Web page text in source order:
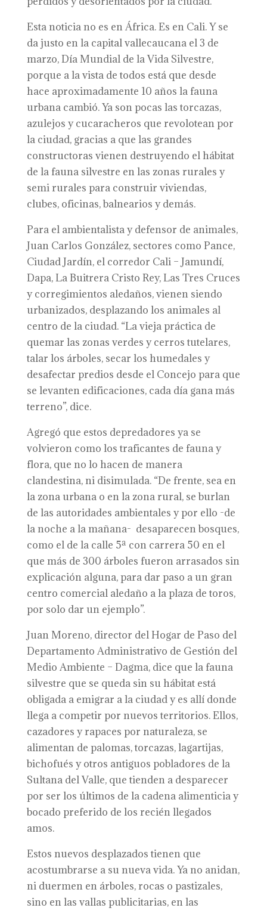
Esta noticia no es en África. Es en Cali. Y se
da justo en la capital vallecaucana el 3 de
marzo, Día Mundial de la Vida Silvestre,
porque a la vista de todos está que desde
hace aproximadamente 10 años la fauna
urbana cambió. Ya son pocas las torcazas,
azulejos y cucaracheros que revolotean por
la ciudad, gracias a que las grandes
constructoras vienen destruyendo el hábitat
de la fauna silvestre en las zonas rurales y
semi rurales para construir viviendas,
clubes, oficinas, balnearios y demás.
Para el ambientalista y defensor de animales,
Juan Carlos González, sectores como Pance,
Ciudad Jardín, el corredor Cali – Jamundí,
Dapa, La Buitrera Cristo Rey, Las Tres Cruces
y corregimientos aledaños, vienen siendo
urbanizados, desplazando los animales al
centro de la ciudad. “La vieja práctica de
quemar las zonas verdes y cerros tutelares,
talar los árboles, secar los humedales y
desafectar predios desde el Concejo para que
se levanten edificaciones, cada día gana más
terreno”, dice.
Agregó que estos depredadores ya se
volvieron como los traficantes de fauna y
flora, que no lo hacen de manera
clandestina, ni disimulada. “De frente, sea en
la zona urbana o en la zona rural, se burlan
de las autoridades ambientales y por ello -de
la noche a la mañana- desaparecen bosques,
como el de la calle 5ª con carrera 50 en el
que más de 300 árboles fueron arrasados sin
explicación alguna, para dar paso a un gran
centro comercial aledaño a la plaza de toros,
por solo dar un ejemplo”.
Juan Moreno, director del Hogar de Paso del
Departamento Administrativo de Gestión del
Medio Ambiente – Dagma, dice que la fauna
silvestre que se queda sin su hábitat está
obligada a emigrar a la ciudad y es allí donde
llega a competir por nuevos territorios. Ellos,
cazadores y rapaces por naturaleza, se
alimentan de palomas, torcazas, lagartijas,
bichofués y otros antiguos pobladores de la
Sultana del Valle, que tienden a desparecer
por ser los últimos de la cadena alimenticia y
bocado preferido de los recién llegados
amos.
Estos nuevos desplazados tienen que
acostumbrarse a su nueva vida. Ya no anidan,
ni duermen en árboles, rocas o pastizales,
sino en las vallas publicitarias, en las